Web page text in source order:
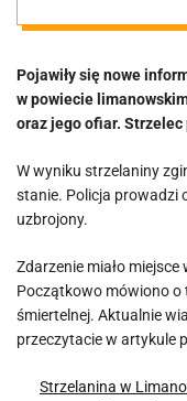
Pojawiły się nowe
w powiecie
oraz jego ofiar.
W wyniku strzelaniny
stanie. Policja prowadzi
uzbrojony.
Zdarzenie miało
Początkowo mówiono o
śmiertelnej. Aktualnie
przeczytacie w artykule
Strzelanina w